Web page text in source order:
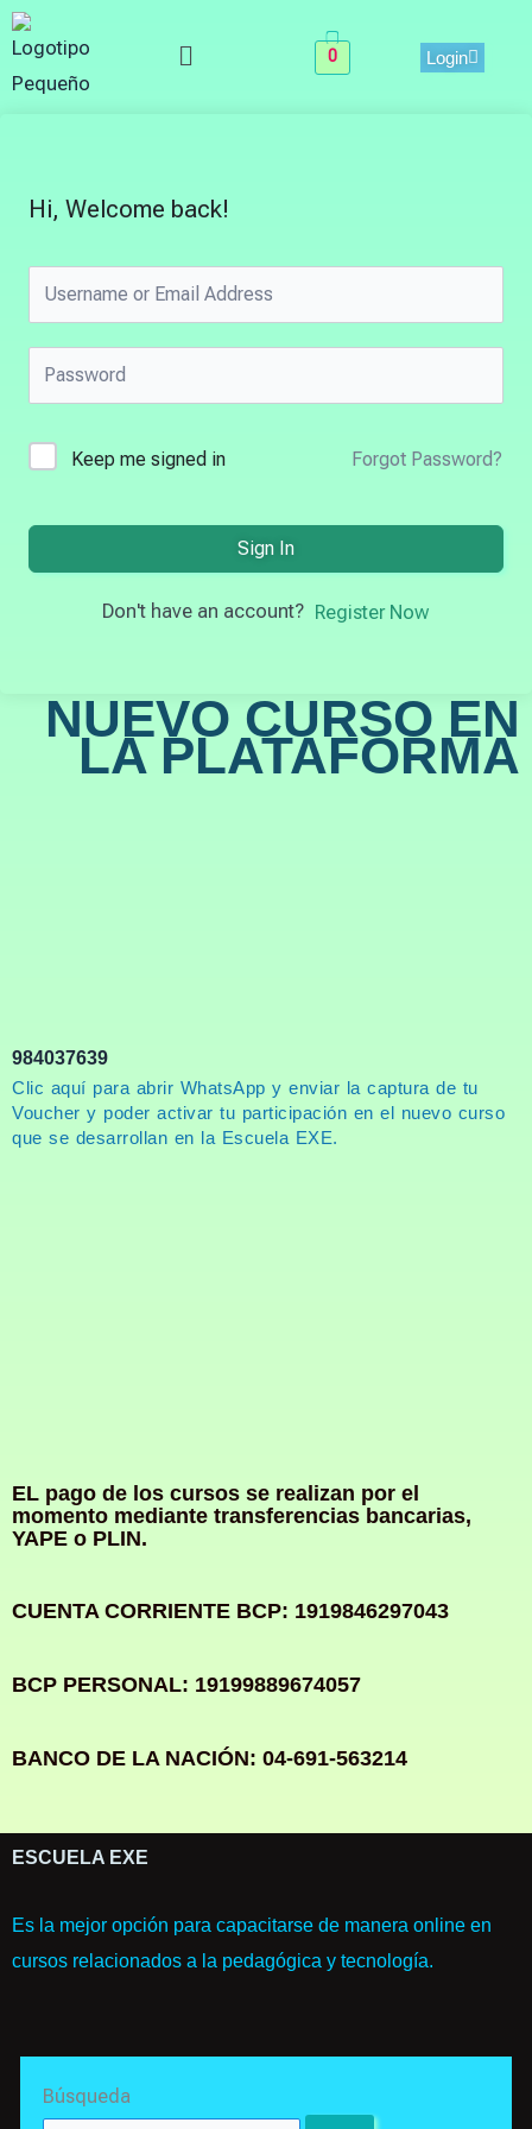
Skip
to
content
Menu 0 Login
Hi, Welcome back!
Keep me signed in Forgot Password?
Sign In
Don't have an account? Register Now
NUEVO CURSO EN
LA PLATAFORMA
984037639
Clic aquí para abrir WhatsApp y enviar la captura de tu
Voucher y poder activar tu participación en el nuevo curso
que se desarrollan en la Escuela EXE.
EL pago de los cursos se realizan por el
momento mediante transferencias bancarias,
YAPE o PLIN.
CUENTA CORRIENTE BCP: 1919846297043
BCP PERSONAL: 19199889674057
BANCO DE LA NACIÓN: 04-691-563214
ESCUELA EXE
Es la mejor opción para capacitarse de manera online en
cursos relacionados a la pedagógica y tecnología.
Búsqueda
for: